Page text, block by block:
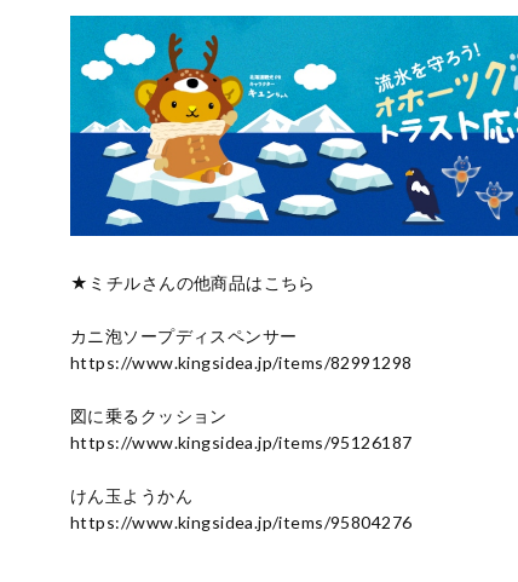
★ミチルさんの他商品はこちら
カニ泡ソープディスペンサー
https://www.kingsidea.jp/items/82991298
図に乗るクッション
https://www.kingsidea.jp/items/95126187
けん玉ようかん
https://www.kingsidea.jp/items/95804276